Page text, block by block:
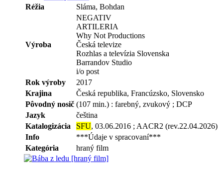
Réžia
Sláma, Bohdan
Výroba
NEGATIV
ARTILERIA
Why Not Productions
Česká televize
Rozhlas a televízia Slovenska
Barrandov Studio
i/o post
Rok výroby
2017
Krajina
Česká republika, Francúzsko, Slovensko
Pôvodný nosič (107 min.) : farebný, zvukový ; DCP
Jazyk
čeština
Katalogizácia
SFU, 03.06.2016 ; AACR2 (rev.22.04.2026)
Info
***Údaje v spracovaní***
Kategória
hraný film